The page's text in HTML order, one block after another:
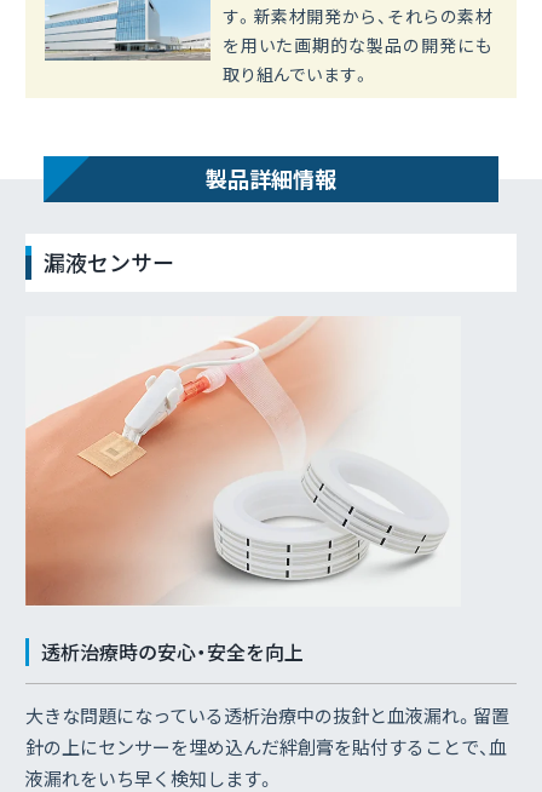
す。新素材開発から、それらの素材
を用いた画期的な製品の開発にも
取り組んでいます。
製品詳細情報
漏液センサー
透析治療時の安心・安全を向上
大きな問題になっている透析治療中の抜針と血液漏れ。留置
針の上にセンサーを埋め込んだ絆創膏を貼付することで、血
液漏れをいち早く検知します。